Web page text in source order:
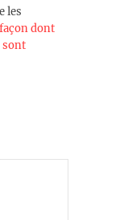
les
dont
sont